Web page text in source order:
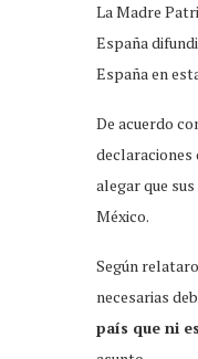
La Madre
España
España en
De acuerdo
declaraciones
alegar que
México.
Según
necesarias
país que ni